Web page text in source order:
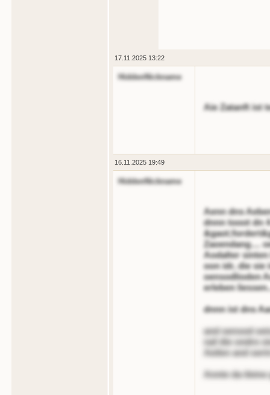
17.11.2025 13:22
HiddenNickname
Aie Zatanft ist
16.11.2025 19:49
HiddenNickname
Aenn dns
dnnn tooot dn
Zaoendang....
Aodalter sinten
oon idr, die sie
oensodlioden
erleben
dnnn ist dns
and oensod
naf die ondre
Aeilen and
Annte da